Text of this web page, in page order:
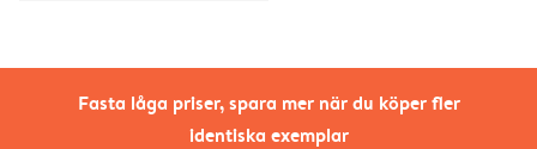
Fasta låga priser, spara mer när du köper fler
identiska exemplar